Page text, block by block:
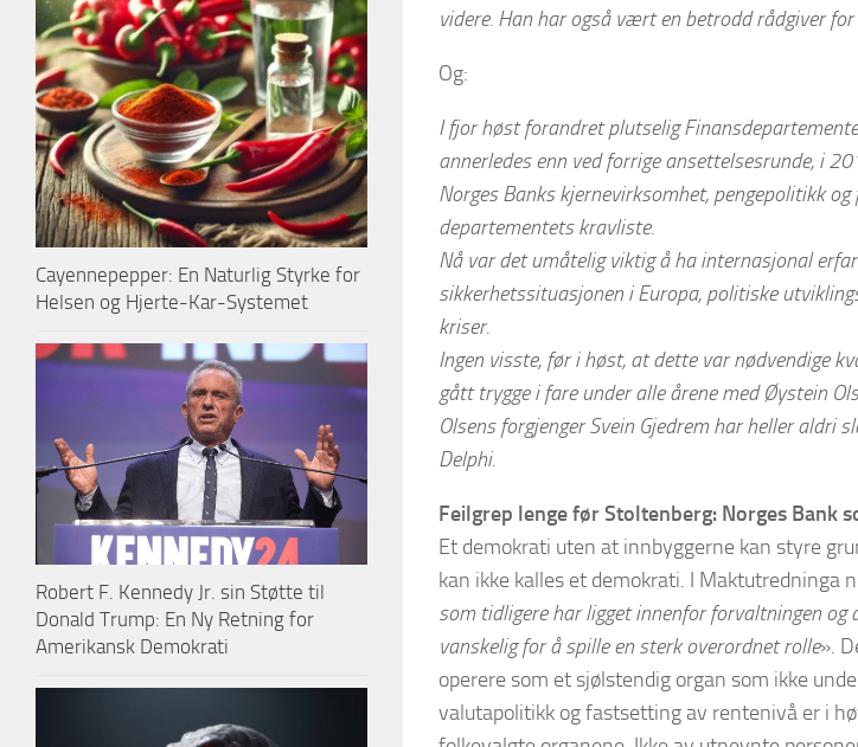
videre. Han har også vært en betrodd rådgiver for
Og:
I fjor høst forandret plutselig
annerledes enn ved forrige ansettelsesrunde, i
Norges Banks kjernevirksomhet, pengepolitikk
departementets kravliste.
Nå var det umåtelig viktig å ha internasjonal
sikkerhetssituasjonen i Europa, politiske
kriser.
Ingen visste, før i høst, at dette var nødvendige
gått trygge i fare under alle årene med Øystein
Olsens forgjenger Svein Gjedrem har heller aldri
Delphi.
Feilgrep lenge før Stoltenberg: Norges Bank
Et demokrati uten at innbyggerne kan styre
kan ikke kalles et demokrati. I Maktutredninga
som tidligere har ligget innenfor forvaltningen og
vanskelig for å spille en sterk overordnet rolle».
operere som et sjølstendig organ som ikke
valutapolitikk og fastsetting av rentenivå er i
Cayennepepper: En Naturlig Styrke for
Helsen og Hjerte-Kar-Systemet
Robert F. Kennedy Jr. sin Støtte til
Donald Trump: En Ny Retning for
Amerikansk Demokrati